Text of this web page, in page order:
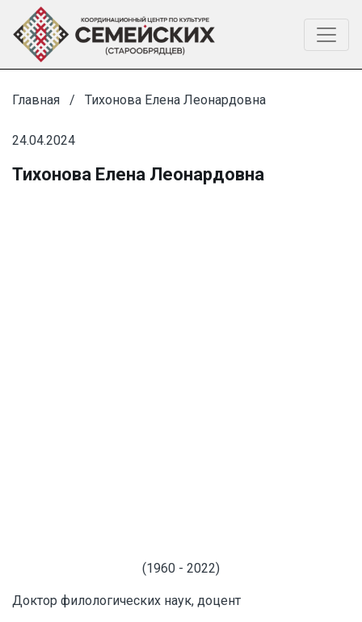
Главная Тихонова Елена Леонардовна
24.04.2024
Тихонова Елена Леонардовна
(1960 - 2022)
Доктор филологических наук, доцент